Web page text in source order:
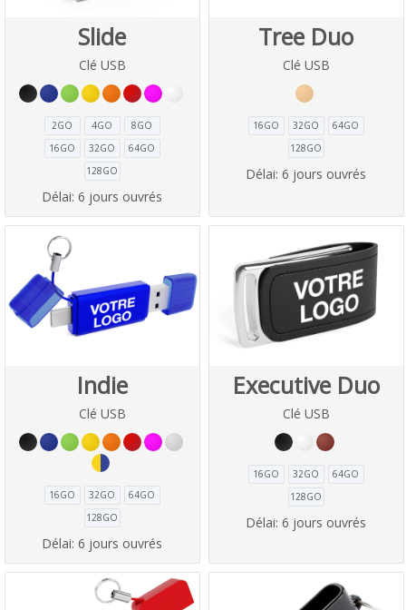
Slide
Clé USB
2GO 4GO
8GO
16GO
32GO
64GO
128GO
Délai: 6 jours ouvrés
Tree Duo
Clé USB
16GO 32GO
64GO
128GO
Délai: 6 jours ouvrés
Indie
Clé USB
16GO 32GO
64GO
128GO
Délai: 6 jours ouvrés
Executive Duo
Clé USB
16GO 32GO
64GO
128GO
Délai: 6 jours ouvrés